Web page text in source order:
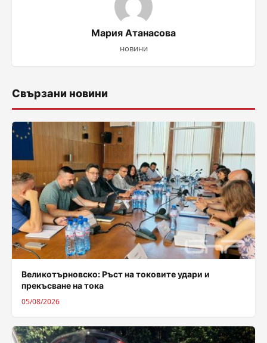
Мария Атанасова
новини
Свързани новини
Великотърновско: Ръст на токовите удари и
прекъсване на тока
05/08/2026